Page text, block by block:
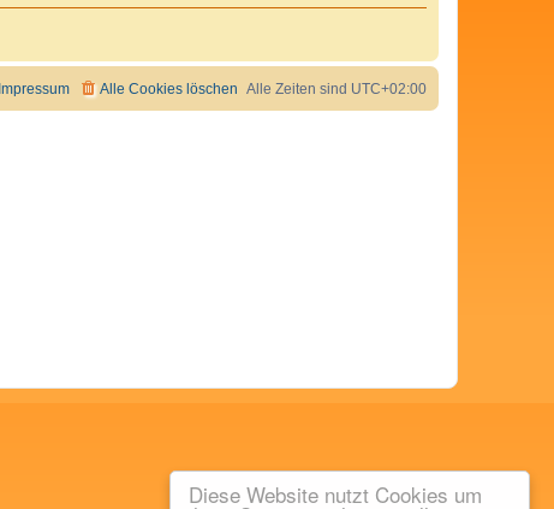
Diese Website nutzt Cookies um
Alle Zeiten sind UTC+02:00
Alle Cookies löschen
Impressum